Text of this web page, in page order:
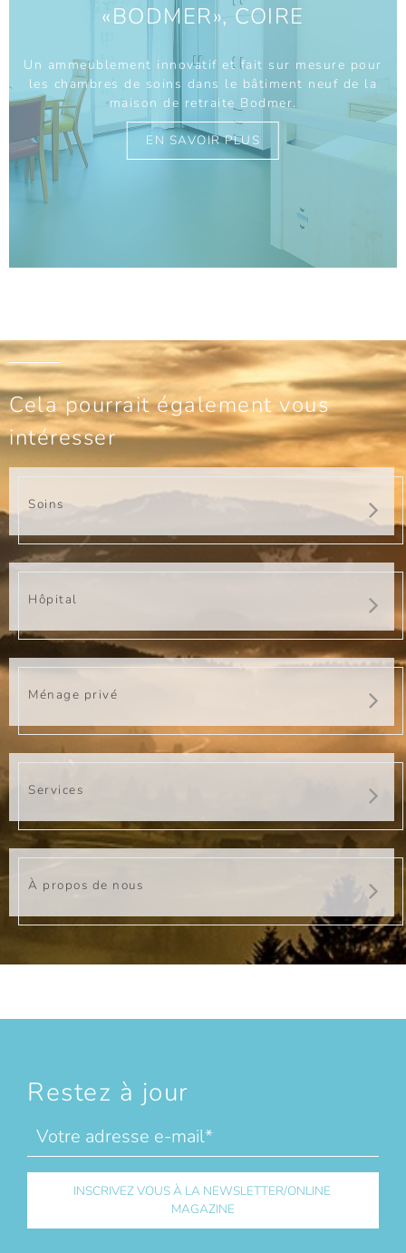
«BODMER», COIRE
Un ammeublement innovatif et fait sur mesure pour
les chambres de soins dans le bâtiment neuf de la
maison de retraite Bodmer.
EN SAVOIR PLUS
Cela pourrait également vous
intéresser
Soins
Hôpital
Ménage privé
Services
À propos de nous
Restez à jour